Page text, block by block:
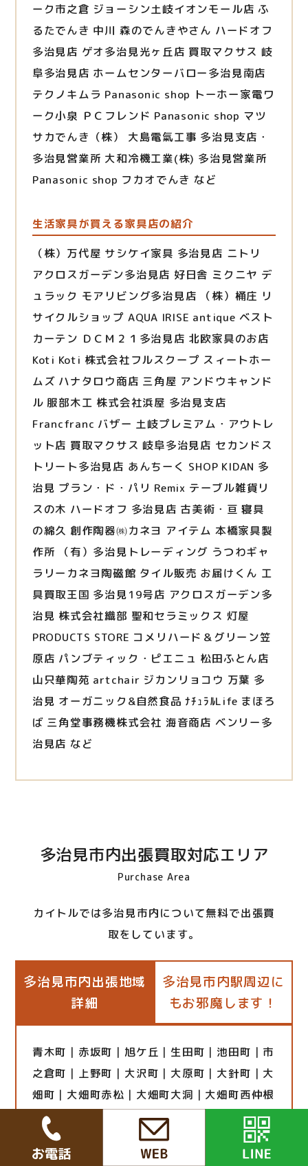
ーク市之倉 ジョーシン土岐イオンモール店 ふ
るたでんき 中川 森のでんきやさん ハードオフ
多治見店 ゲオ多治見光ヶ丘店 買取マクサス 岐
阜多治見店 ホームセンターバロー多治見南店
テクノキムラ Panasonic shop トーホー家電ワ
ーク小泉 ＰＣフレンド Panasonic shop マツ
サカでんき（株） 大島電氣工事 多治見支店・
多治見営業所 大和冷機工業(株) 多治見営業所
Panasonic shop フカオでんき など
生活家具が買える家具店の紹介
（株）万代屋 サシケイ家具 多治見店 ニトリ
アクロスガーデン多治見店 好日舎 ミクニヤ デ
ュラック モアリビング多治見店 （株）桶庄 リ
サイクルショップ AQUA IRISE antique ベスト
カーテン ＤＣＭ２１多治見店 北欧家具のお店
Koti Koti 株式会社フルスクープ スィートホー
ムズ ハナタロウ商店 三角屋 アンドウキャンド
ル 服部木工 株式会社浜屋 多治見支店
Francfranc バザー 土岐プレミアム・アウトレ
ット店 買取マクサス 岐阜多治見店 セカンドス
トリート多治見店 あんちーく SHOP KIDAN 多
治見 プラン・ド・パリ Remix テーブル雑貨リ
スの木 ハードオフ 多治見店 古美術・亘 寝具
の綿久 創作陶器㈱カネヨ アイテム 本橋家具製
作所 （有）多治見トレーディング うつわギャ
ラリーカネヨ陶磁館 タイル販売 お届けくん 工
具買取王国 多治見19号店 アクロスガーデン多
治見 株式会社織部 聖和セラミックス 灯屋
PRODUCTS STORE コメリハード＆グリーン笠
原店 パンブティック・ピエニュ 松田ふとん店
山只華陶苑 artchair ジカンリョコウ 万葉 多
治見 オーガニック&自然食品 ﾅﾁｭﾗﾙLife まほろ
ば 三角堂事務機株式会社 海音商店 ベンリー多
治見店 など
多治見市内出張買取対応エリア
Purchase Area
カイトルでは多治見市内について無料で出張買
取をしています。
多治見市内出張地域
詳細
多治見市内駅周辺に
もお邪魔します！
青木町｜赤坂町｜旭ケ丘｜生田町｜池田町｜市
之倉町｜上野町｜大沢町｜大原町｜大針町｜大
畑町｜大畑町赤松｜大畑町大洞｜大畑町西仲根
｜大薮町｜奥川町｜小田町｜音羽町｜小名田町
｜小名田町岩ケ根｜小名田町小滝｜小名田町西
ケ洞｜小名田町西山｜小名田町別山｜小名田町